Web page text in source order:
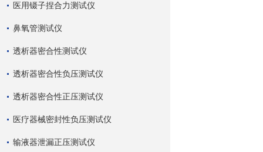
医用镊子捏合力测试仪
鼻氧管测试仪
透析器密合性测试仪
透析器密合性负压测试仪
透析器密合性正压测试仪
医疗器械密封性负压测试仪
输液器泄漏正压测试仪